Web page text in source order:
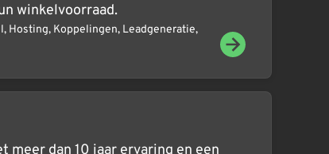
winkelvoorraad.
, Hosting, Koppelingen, Leadgeneratie,
meer dan 10 jaar ervaring en een